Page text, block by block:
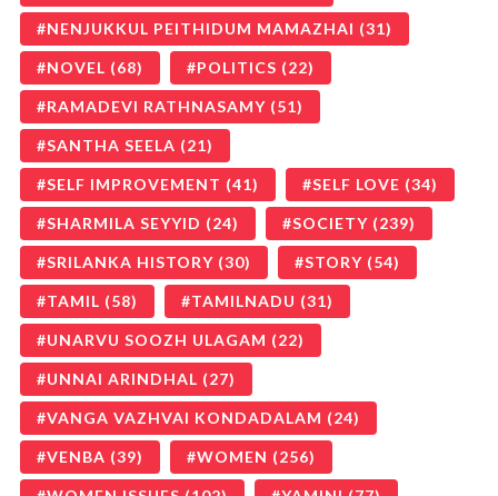
NENJUKKUL PEITHIDUM MAMAZHAI (31)
NOVEL (68) POLITICS (22)
RAMADEVI RATHNASAMY (51)
SANTHA SEELA (21)
SELF IMPROVEMENT (41) SELF LOVE (34)
SHARMILA SEYYID (24) SOCIETY (239)
SRILANKA HISTORY (30) STORY (54)
TAMIL (58) TAMILNADU (31)
UNARVU SOOZH ULAGAM (22)
UNNAI ARINDHAL (27)
VANGA VAZHVAI KONDADALAM (24)
VENBA (39) WOMEN (256)